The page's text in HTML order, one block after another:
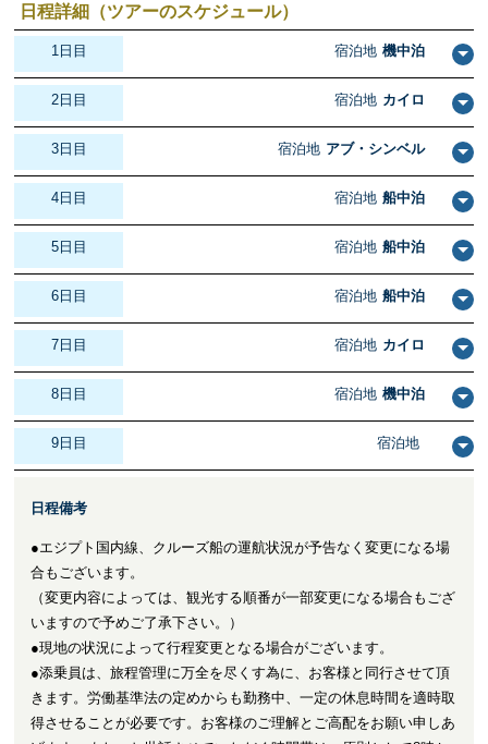
日程詳細（ツアーのスケジュール）
1日目 宿泊地 機中泊
2日目 宿泊地 カイロ
3日目 宿泊地 アブ・シンベル
4日目 宿泊地 船中泊
5日目 宿泊地 船中泊
6日目 宿泊地 船中泊
7日目 宿泊地 カイロ
8日目 宿泊地 機中泊
9日目 宿泊地
日程備考
●エジプト国内線、クルーズ船の運航状況が予告なく変更になる場
合もございます。
（変更内容によっては、観光する順番が一部変更になる場合もござ
いますので予めご了承下さい。）
●現地の状況によって行程変更となる場合がございます。
●添乗員は、旅程管理に万全を尽くす為に、お客様と同行させて頂
きます。労働基準法の定めからも勤務中、一定の休息時間を適時取
得させることが必要です。お客様のご理解とご高配をお願い申しあ